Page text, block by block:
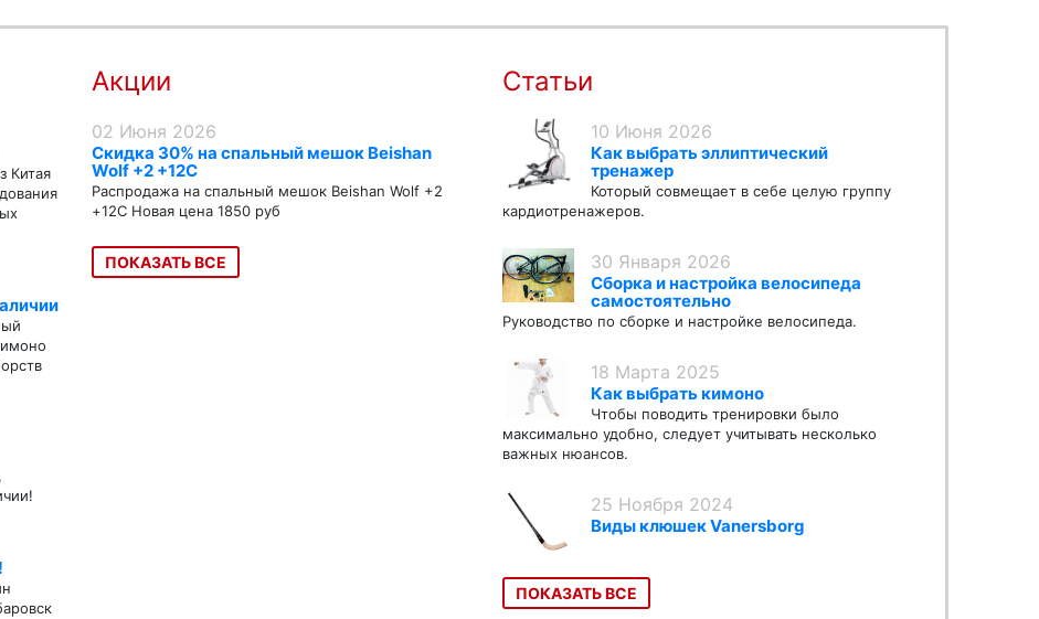
Китая
Акции
02 Июня 2026
Скидка 30% на спальный мешок Beishan
Wolf +2 +12C
Распродажа на спальный мешок Beishan Wolf +2
+12C Новая цена 1850 руб
ПОКАЗАТЬ ВСЕ
Статьи
10 Июня 2026
Как выбрать эллиптический
тренажер
Который совмещает в себе целую группу
кардиотренажеров.
30 Января 2026
Сборка и настройка велосипеда
самостоятельно
Руководство по сборке и настройке велосипеда.
18 Марта 2025
Как выбрать кимоно
Чтобы поводить тренировки было
максимально удобно, следует учитывать несколько
важных нюансов.
25 Ноября 2024
Виды клюшек Vanersborg
ПОКАЗАТЬ ВСЕ